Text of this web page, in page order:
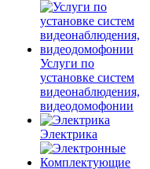
Услуги по
установке систем
видеонаблюдения,
видеодомофонии
Электрика